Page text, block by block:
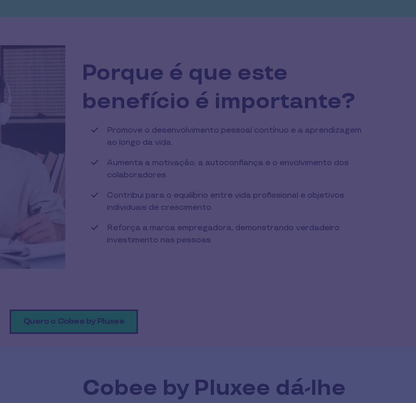
Porque é que este
benefício é importante?
Promove o desenvolvimento pessoal contínuo e a aprendizagem
ao longo da vida.
Aumenta a motivação, a autoconfiança e o envolvimento dos
colaboradores.
Contribui para o equilíbrio entre vida profissional e objetivos
individuais de crescimento.
Reforça a marca empregadora, demonstrando verdadeiro
investimento nas pessoas.
Quero o Cobee by Pluxee
Cobee by Pluxee dá-lhe